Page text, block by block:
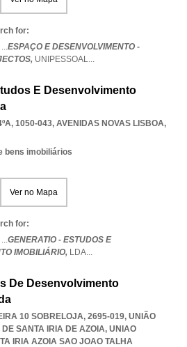
for:
ESPAÇO E DESENVOLVIMENTO -
UNIPESSOAL...
E Desenvolvimento
1050-043, AVENIDAS NOVAS LISBOA,
bens imobiliários
Ver no Mapa
for:
GENERATIO - ESTUDOS E
IMOBILIÁRIO, LDA...
De Desenvolvimento
10 SOBRELOJA, 2695-019, UNIÃO
SANTA IRIA DE AZOIA, UNIAO
IRIA AZOIA SAO JOAO TALHA